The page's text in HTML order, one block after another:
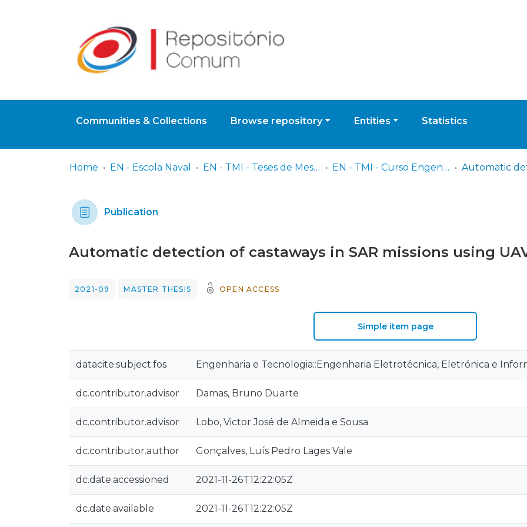
Communities & Collections Browse repository Entities Statistics
Home EN - Escola Naval EN - TMI - Teses de Mestrado Integrado EN - TMI - Curso Engenheiros Navais – ramo Armas e Electrónica
Publication
Automatic detection of castaways in SAR missions using
2021-09 MASTER THESIS OPEN ACCESS
Simple item page
datacite.subject.fos Engenharia e Tecnologia::Engenharia Eletrotécnica, Eletrónica e
dc.contributor.advisor Damas, Bruno Duarte
dc.contributor.advisor Lobo, Victor José de Almeida e Sousa
dc.contributor.author Gonçalves, Luís Pedro Lages Vale
dc.date.accessioned 2021-11-26T12:22:05Z
dc.date.available 2021-11-26T12:22:05Z